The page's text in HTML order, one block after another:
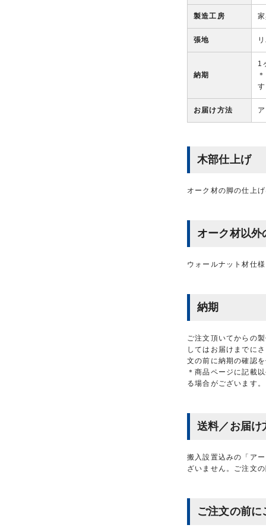
製造工房
張地
納期
1
お届け方法
木部仕上げ
オーク材の脚の仕上
オーク材以外
ウォールナット材仕
納期
ご注文頂いてからの
してはお届けまでに
文の前に納期の確認
＊商品ページに記載
る場合がございます。
送料／お届け
搬入設置込みの「ア
ざいません。ご注文
ご注文の前